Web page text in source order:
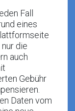
Fall
eines
die
auch
Gebühr
Daten vom